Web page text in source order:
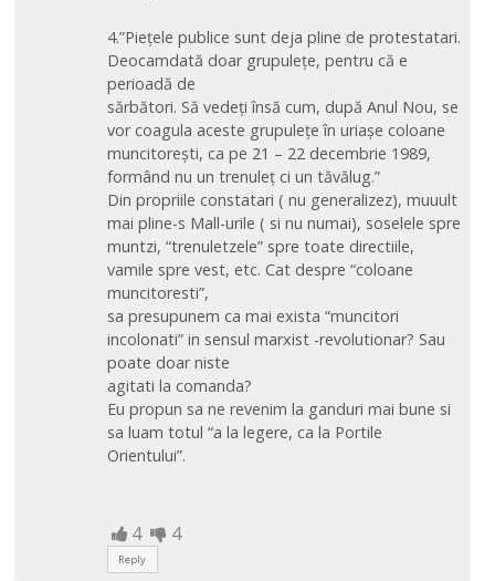
4.”Pieţele publice sunt deja pline de protestatari.
Deocamdată doar grupuleţe, pentru că e
perioadă de
sărbători. Să vedeţi însă cum, după Anul Nou, se
vor coagula aceste grupuleţe în uriaşe coloane
muncitoreşti, ca pe 21 – 22 decembrie 1989,
formând nu un trenuleţ ci un tăvălug.”
Din propriile constatari ( nu generalizez), muuult
mai pline-s Mall-urile ( si nu numai), soselele spre
muntzi, “trenuletzele” spre toate directiile,
vamile spre vest, etc. Cat despre “coloane
muncitoresti”,
sa presupunem ca mai exista “muncitori
incolonati” in sensul marxist -revolutionar? Sau
poate doar niste
agitati la comanda?
Eu propun sa ne revenim la ganduri mai bune si
sa luam totul “a la legere, ca la Portile
Orientului”.
4 4
Reply